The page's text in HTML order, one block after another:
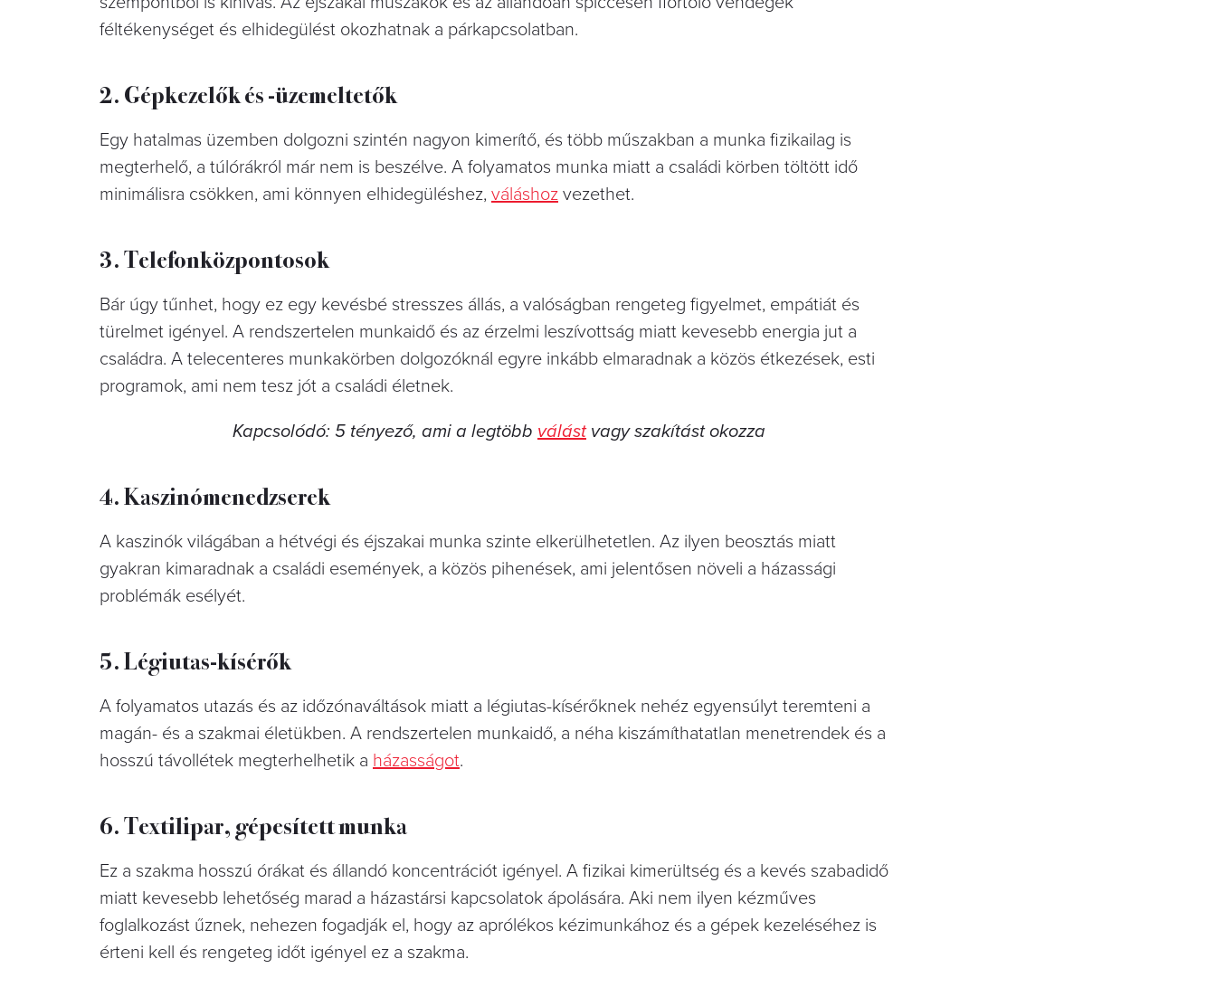
féltékenységet és elhidegülést okozhatnak a párkapcsolatban.
2. Gépkezelők és -üzemeltetők
Egy hatalmas üzemben dolgozni szintén nagyon kimerítő, és több műszakban a munka fizikailag is
megterhelő, a túlórákról már nem is beszélve. A folyamatos munka miatt a családi körben töltött idő
minimálisra csökken, ami könnyen elhidegüléshez, váláshoz vezethet.
3. Telefonközpontosok
Bár úgy tűnhet, hogy ez egy kevésbé stresszes állás, a valóságban rengeteg figyelmet, empátiát és
türelmet igényel. A rendszertelen munkaidő és az érzelmi leszívottság miatt kevesebb energia jut a
családra. A telecenteres munkakörben dolgozóknál egyre inkább elmaradnak a közös étkezések, esti
programok, ami nem tesz jót a családi életnek.
Kapcsolódó: 5 tényező, ami a legtöbb válástvagy szakítást okozza
4. Kaszinómenedzserek
A kaszinók világában a hétvégi és éjszakai munka szinte elkerülhetetlen. Az ilyen beosztás miatt
gyakran kimaradnak a családi események, a közös pihenések, ami jelentősen növeli a házassági
problémák esélyét.
5. Légiutas-kísérők
A folyamatos utazás és az időzónaváltások miatt a légiutas-kísérőknek nehéz egyensúlyt teremteni a
magán- és a szakmai életükben. A rendszertelen munkaidő, a néha kiszámíthatatlan menetrendek és a
hosszú távollétek megterhelhetik a házasságot.
6. Textilipar, gépesített munka
Ez a szakma hosszú órákat és állandó koncentrációt igényel. A fizikai kimerültség és a kevés szabadidő
miatt kevesebb lehetőség marad a házastársi kapcsolatok ápolására. Aki nem ilyen kézműves
foglalkozást űznek, nehezen fogadják el, hogy az aprólékos kézimunkához és a gépek kezeléséhez is
érteni kell és rengeteg időt igényel ez a szakma.